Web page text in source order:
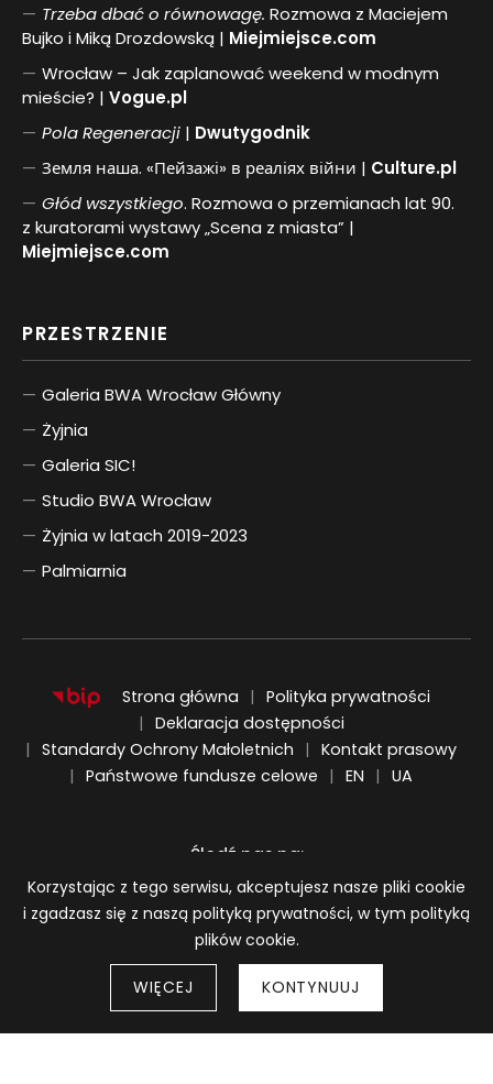
Trzeba dbać o równowagę. Rozmowa z Maciejem
Bujko i Miką Drozdowską | Miejmiejsce.com
Wrocław – Jak zaplanować weekend w modnym
mieście? | Vogue.pl
PolaRegeneracji | Dwutygodnik
Земля наша. «Пейзажі» в реаліях війни | Culture.pl
Głód wszystkiego. Rozmowa o przemianach lat 90.
z kuratorami wystawy „Scena z miasta” |
Miejmiejsce.com
PRZESTRZENIE
Galeria BWA Wrocław Główny
Żyjnia
Galeria SIC!
Studio BWA Wrocław
Żyjnia w latach 2019-2023
Palmiarnia
Strona główna
Polityka prywatności
Deklaracja dostępności
Standardy Ochrony Małoletnich
Kontakt prasowy
Państwowe fundusze celowe
EN
ENGLISH
UA
UKRAIŃSKI
Śledź nas na:
BWA Wrocław Galerie Sztuki Współczesnej
Wróć do góry strony
Informacja o plikach cookie
Korzystając z tego serwisu, akceptujesz nasze pliki cookie
i zgadzasz się z naszą polityką prywatności, w tym polityką
plików cookie.
WIĘCEJ KONTYNUUJ